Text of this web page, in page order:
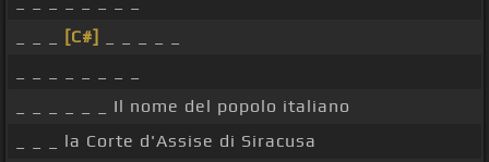
[C#]
_ _ _ _ _ _ Il nome del popolo italiano
_ _ _ la Corte d'Assise di Siracusa